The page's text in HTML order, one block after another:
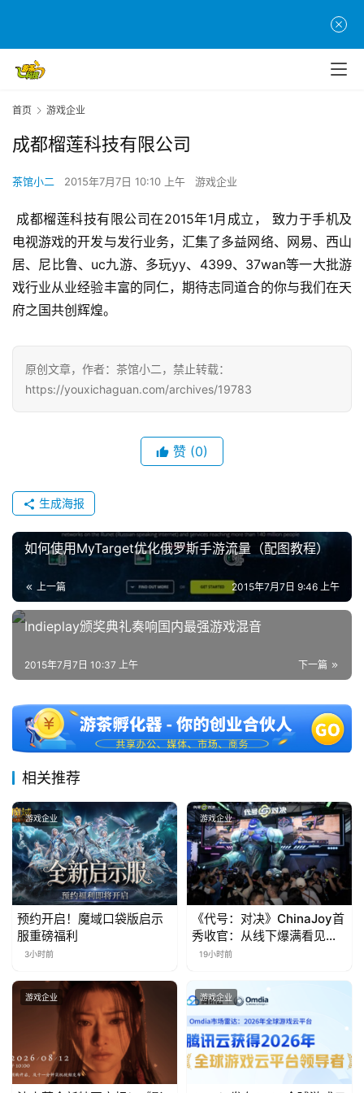
页
茶
原
创
戏
业
界
手
机
休
游
2
十
三
茶
奖
7
月
3
日
茶
对
首页 游戏企业
成都榴莲科技有限公司
茶馆小二 2015年7月7日 10:10 上午 游戏企业
成都榴莲科技有限公司在2015年1月成立， 致力于手机及
电视游戏的开发与发行业务，汇集了多益网络、网易、西山
居、尼比鲁、uc九游、多玩yy、4399、37wan等一大批游
戏行业从业经验丰富的同仁，期待志同道合的你与我们在天
府之国共创辉煌。
原创文章，作者：茶馆小二，禁止转载：
https://youxichaguan.com/archives/19783
赞 (0)
生成海报
如何使用MyTarget优化俄罗斯手游流量（配图教程）
上一篇 2015年7月7日 9:46 上午
Indieplay颁奖典礼奏响国内最强游戏混音
下一篇
2015年7月7日 10:37 上午
相关推荐
游戏企业
预约开启！魔域口袋版启示
服重磅福利
3小时前
游戏企业
《代号：对决》ChinaJoy首
秀收官：从线下爆满看见玩
家的真实期待
19小时前
游戏企业 游戏企业